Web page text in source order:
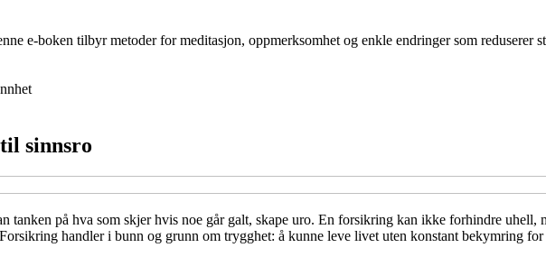
e-boken tilbyr metoder for meditasjon, oppmerksomhet og enkle endringer som reduserer
sinnsro
tanken på hva som skjer hvis noe går galt, skape uro. En forsikring kan ikke forhindre uhell,
handler i bunn og grunn om trygghet: å kunne leve livet uten konstant bekymring